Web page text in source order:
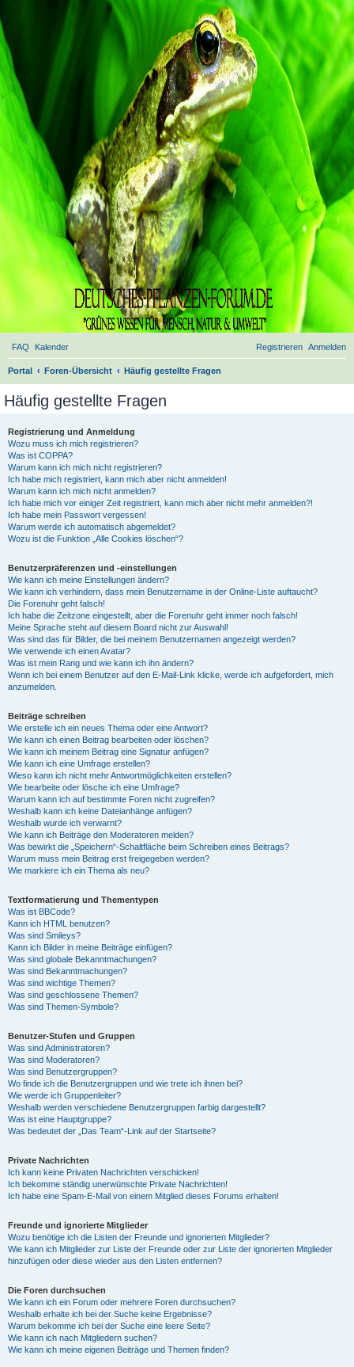
FAQ Kalender Anmelden
Registrieren
Portal Foren-Übersicht Häufig gestellte Fragen
Häufig gestellte Fragen
Registrierung und Anmeldung
Wozu muss ich mich registrieren?
Was ist COPPA?
Warum kann ich mich nicht registrieren?
Ich habe mich registriert, kann mich aber nicht anmelden!
Warum kann ich mich nicht anmelden?
Ich habe mich vor einiger Zeit registriert, kann mich aber nicht mehr anmelden?!
Ich habe mein Passwort vergessen!
Warum werde ich automatisch abgemeldet?
Wozu ist die Funktion „Alle Cookies löschen“?
Benutzerpräferenzen und -einstellungen
Wie kann ich meine Einstellungen ändern?
Wie kann ich verhindern, dass mein Benutzername in der Online-Liste auftaucht?
Die Forenuhr geht falsch!
Ich habe die Zeitzone eingestellt, aber die Forenuhr geht immer noch falsch!
Meine Sprache steht auf diesem Board nicht zur Auswahl!
Was sind das für Bilder, die bei meinem Benutzernamen angezeigt werden?
Wie verwende ich einen Avatar?
Was ist mein Rang und wie kann ich ihn ändern?
Wenn ich bei einem Benutzer auf den E-Mail-Link klicke, werde ich aufgefordert, mich
anzumelden.
Beiträge schreiben
Wie erstelle ich ein neues Thema oder eine Antwort?
Wie kann ich einen Beitrag bearbeiten oder löschen?
Wie kann ich meinem Beitrag eine Signatur anfügen?
Wie kann ich eine Umfrage erstellen?
Wieso kann ich nicht mehr Antwortmöglichkeiten erstellen?
Wie bearbeite oder lösche ich eine Umfrage?
Warum kann ich auf bestimmte Foren nicht zugreifen?
Weshalb kann ich keine Dateianhänge anfügen?
Weshalb wurde ich verwarnt?
Wie kann ich Beiträge den Moderatoren melden?
Was bewirkt die „Speichern“-Schaltfläche beim Schreiben eines Beitrags?
Warum muss mein Beitrag erst freigegeben werden?
Wie markiere ich ein Thema als neu?
Textformatierung und Thementypen
Was ist BBCode?
Kann ich HTML benutzen?
Was sind Smileys?
Kann ich Bilder in meine Beiträge einfügen?
Was sind globale Bekanntmachungen?
Was sind Bekanntmachungen?
Was sind wichtige Themen?
Was sind geschlossene Themen?
Was sind Themen-Symbole?
Benutzer-Stufen und Gruppen
Was sind Administratoren?
Was sind Moderatoren?
Was sind Benutzergruppen?
Wo finde ich die Benutzergruppen und wie trete ich ihnen bei?
Wie werde ich Gruppenleiter?
Weshalb werden verschiedene Benutzergruppen farbig dargestellt?
Was ist eine Hauptgruppe?
Was bedeutet der „Das Team“-Link auf der Startseite?
Private Nachrichten
Ich kann keine Privaten Nachrichten verschicken!
Ich bekomme ständig unerwünschte Private Nachrichten!
Ich habe eine Spam-E-Mail von einem Mitglied dieses Forums erhalten!
Freunde und ignorierte Mitglieder
Wozu benötige ich die Listen der Freunde und ignorierten Mitglieder?
Wie kann ich Mitglieder zur Liste der Freunde oder zur Liste der ignorierten Mitglieder
hinzufügen oder diese wieder aus den Listen entfernen?
Die Foren durchsuchen
Wie kann ich ein Forum oder mehrere Foren durchsuchen?
Weshalb erhalte ich bei der Suche keine Ergebnisse?
Warum bekomme ich bei der Suche eine leere Seite?
Wie kann ich nach Mitgliedern suchen?
Wie kann ich meine eigenen Beiträge und Themen finden?